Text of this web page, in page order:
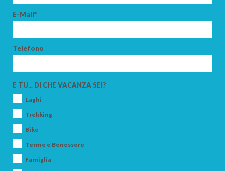
BAMBINI
E-Mail*
Telefono
E TU... DI CHE VACANZA SEI?
Laghi
Trekking
Bike
Terme e Benessere
Famiglia